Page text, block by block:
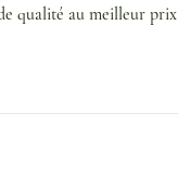
qualité au meilleur prix